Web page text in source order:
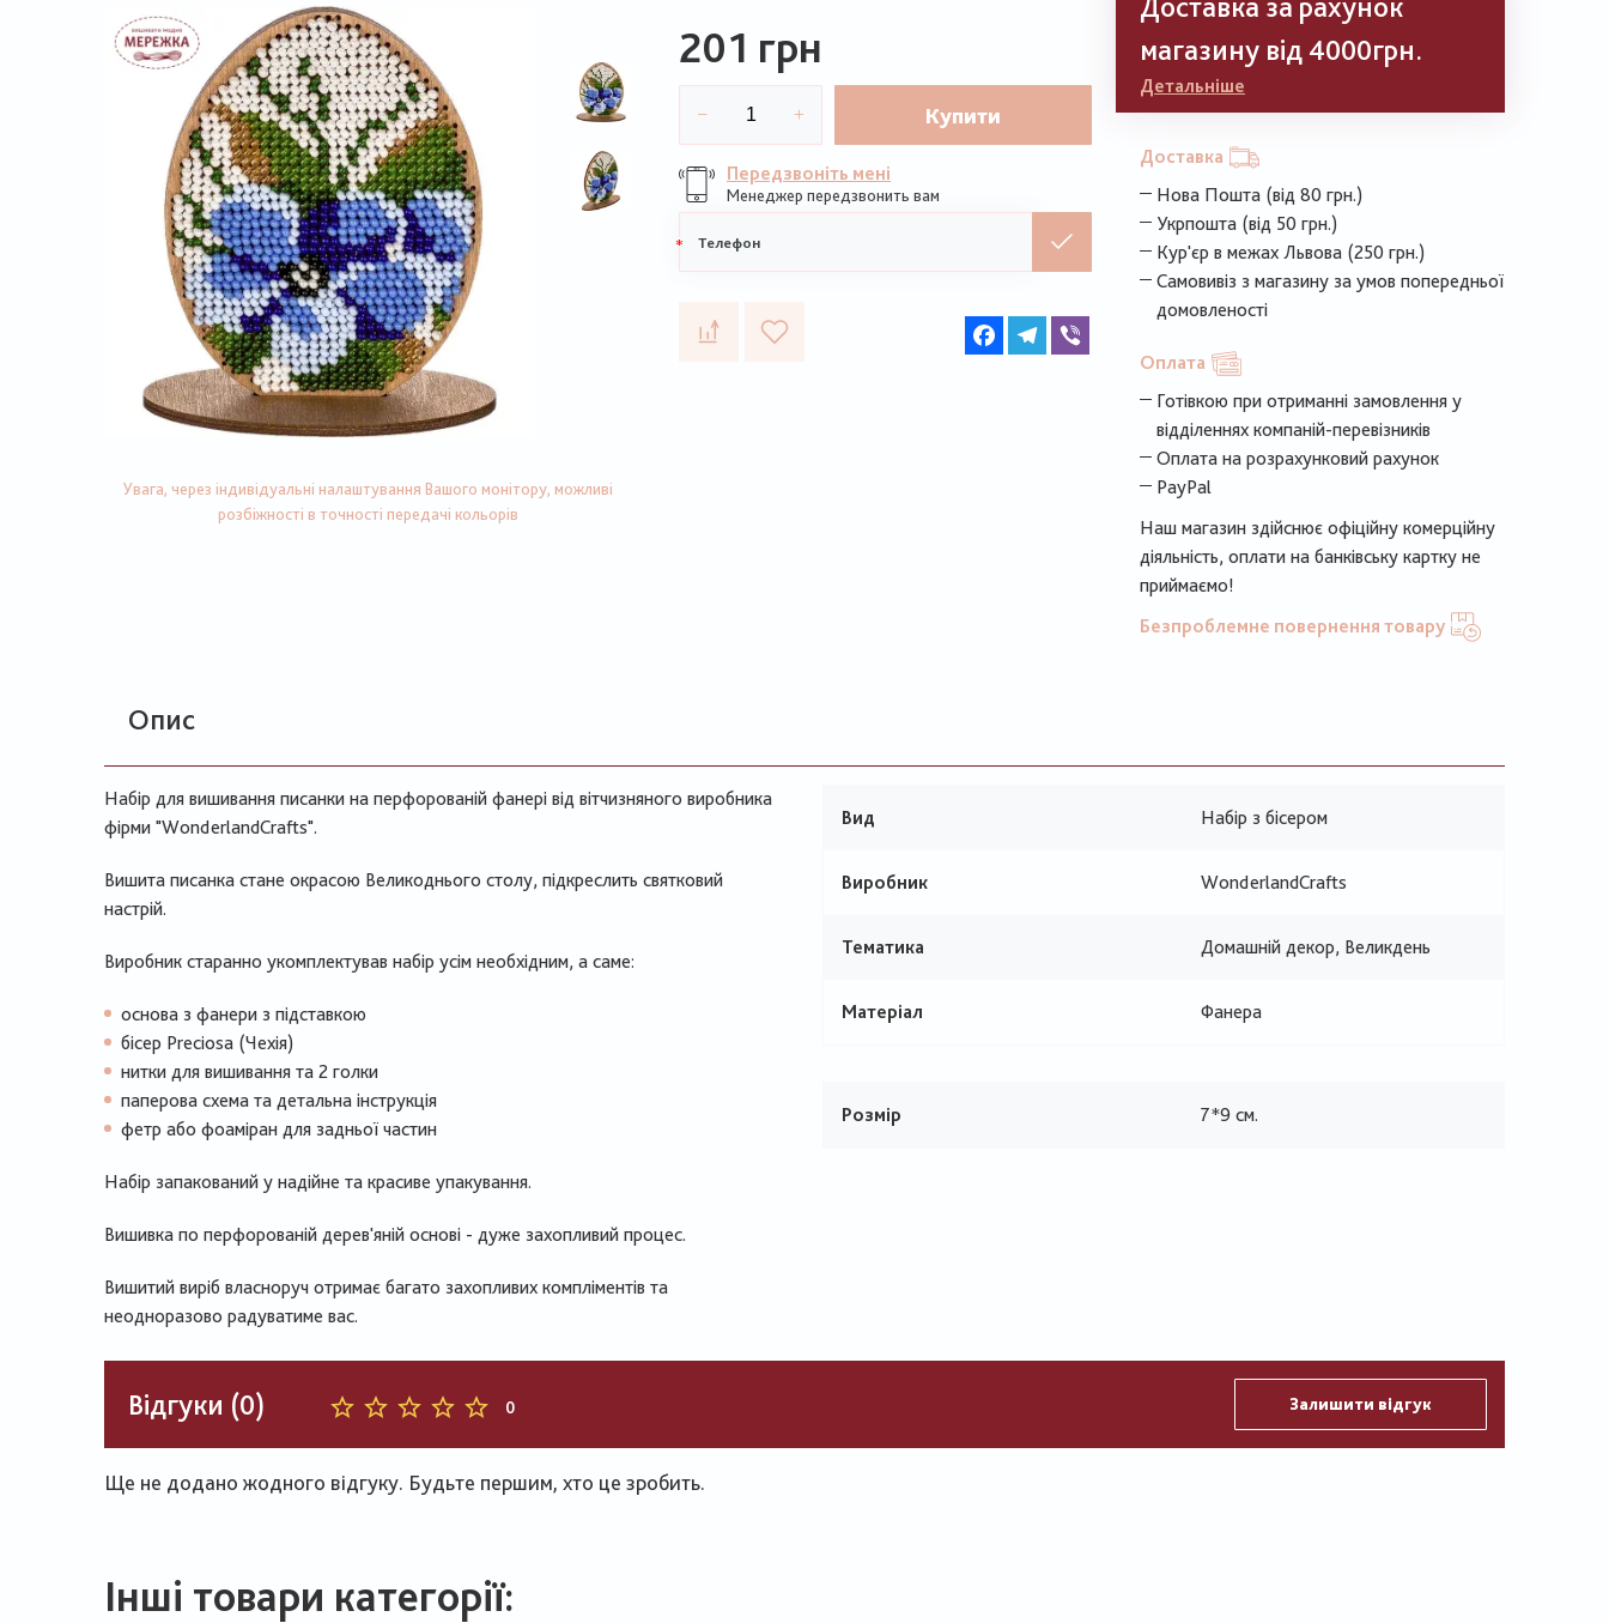
Увага, через індивідуальні налаштування Вашого монітору, можливі
розбіжності в точності передачі кольорів
201 грн
Купити
Передзвоніть мені
Менеджер передзвонить вам
телефон
FacebookTelegram
магазину від 4000грн.
Детальніше
Доставка
Нова Пошта (від 80 грн.)
Укрпошта (від 50 грн.)
Кур'єр в межах Львова (250 грн.)
Самовивіз з магазину за умов попередньої
домовленості
Оплата
Готівкою при отриманні замовлення у
відділеннях компаній-перевізників
Оплата на розрахунковий рахунок
PayPal
Наш магазин здійснює офіційну комерційну
діяльність, оплати на банківську картку не
приймаємо!
Безпроблемне повернення товару
Опис
Набір для вишивання писанки на перфорованій фанері від вітчизняного виробника
фірми "WonderlandCrafts".
Вишита писанка стане окрасою Великоднього столу, підкреслить святковий
настрій.
Виробник старанно укомплектував набір усім необхідним, а саме:
основа з фанери з підставкою
бісер Preciosa (Чехія)
нитки для вишивання та 2 голки
паперова схема та детальна інструкція
фетр або фоаміран для задньої частин
Набір запакований у надійне та красиве упакування.
Вишивка по перфорованій дерев'яній основі - дуже захопливий процес.
Вишитий виріб власноруч отримає багато захопливих компліментів та
неодноразово радуватиме вас.
Вид Набір з бісером
Виробник WonderlandCrafts
Тематика Домашній декор, Великдень
Матеріал Фанера
Розмір 7*9 см.
Відгуки (0) 0 Залишити відгук
Ще не додано жодного відгуку. Будьте першим, хто це зробить.
Інші товари категорії: